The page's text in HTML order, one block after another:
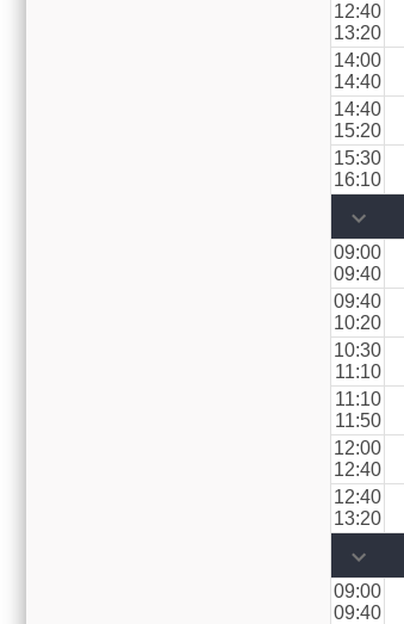
12:40
13:20
14:00
14:40
14:40
15:20
15:30
16:10
09:00
09:40
09:40
10:20
10:30
11:10
11:10
11:50
12:00
12:40
12:40
13:20
09:00
09:40